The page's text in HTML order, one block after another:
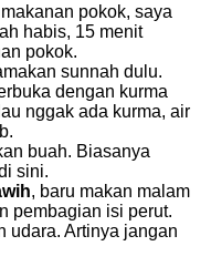
pokok, saya
habis, 15 menit
pokok.
sunnah dulu.
dengan kurma
nggak ada kurma, air
buah. Biasanya
sini.
, baru makan malam
pembagian isi perut.
udara. Artinya jangan